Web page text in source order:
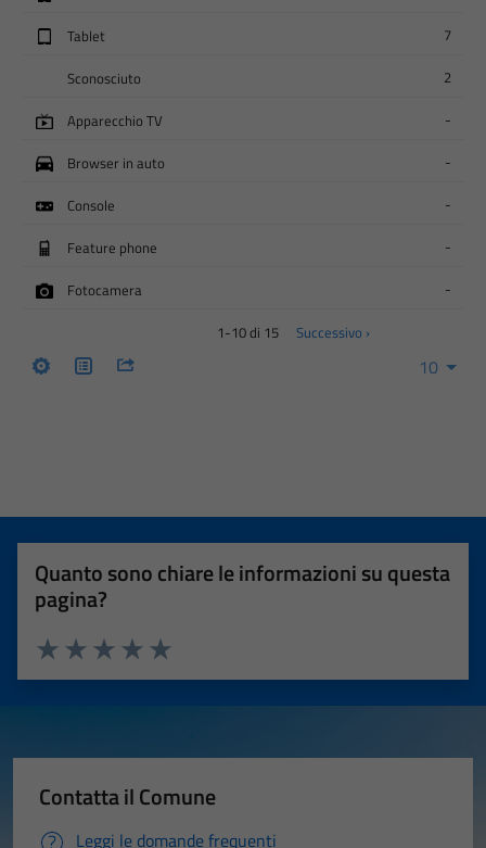
Quanto sono chiare le informazioni su questa
pagina?
Valuta 5 stelle su 5
Valuta 4 stelle su 5
Valuta 3 stelle su 5
Valuta 2 stelle su 5
Valuta 1 stelle su 5
Contatta il Comune
Leggi le domande frequenti